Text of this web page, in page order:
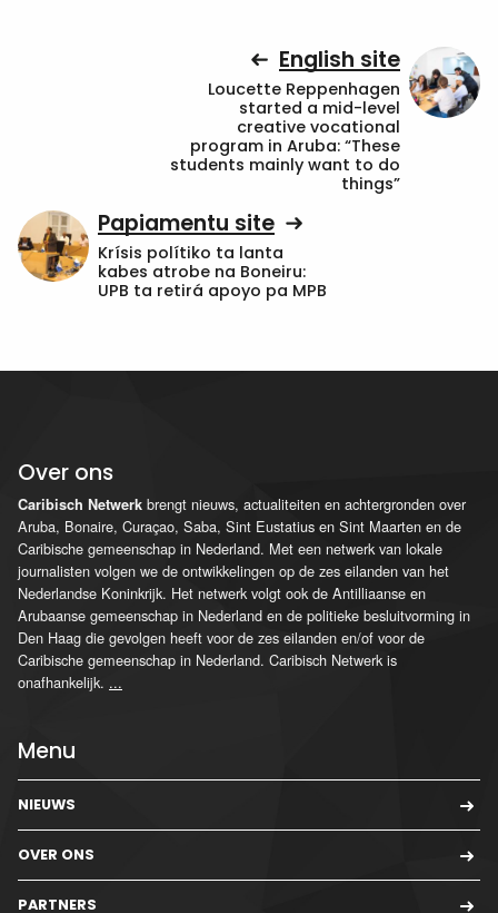
English site
Loucette Reppenhagen
started a mid-level
creative vocational
program in Aruba: “These
students mainly want to do
things”
Papiamentu site
Krísis polítiko ta lanta
kabes atrobe na Boneiru:
UPB ta retirá apoyo pa MPB
Over ons
Caribisch Netwerk brengt nieuws, actualiteiten en achtergronden over
Aruba, Bonaire, Curaçao, Saba, Sint Eustatius en Sint Maarten en de
Caribische gemeenschap in Nederland. Met een netwerk van lokale
journalisten volgen we de ontwikkelingen op de zes eilanden van het
Nederlandse Koninkrijk. Het netwerk volgt ook de Antilliaanse en
Arubaanse gemeenschap in Nederland en de politieke besluitvorming in
Den Haag die gevolgen heeft voor de zes eilanden en/of voor de
Caribische gemeenschap in Nederland. Caribisch Netwerk is
onafhankelijk. ...
Menu
NIEUWS
OVER ONS
PARTNERS